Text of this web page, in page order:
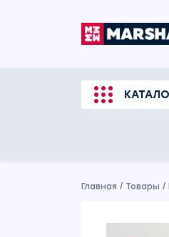
Главная / Товары /